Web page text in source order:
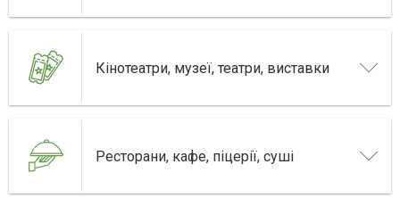
Кінотеатри, музеї, театри, виставки
Ресторани, кафе, піцерії, суші